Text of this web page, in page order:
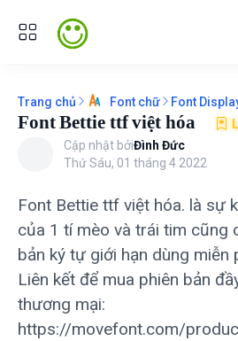
Trang chủ Font chữ Font
Font Bettie ttf việt hóa
Cập nhật bởiĐình Đức
Thứ Sáu, 01 tháng 4 2022
Font Bettie ttf việt hóa. là sự
của 1 tí mèo và trái tim cũng
bản ký tự giới hạn dùng miễn
Liên kết để mua phiên bản
thương mại:
https://movefont.com/